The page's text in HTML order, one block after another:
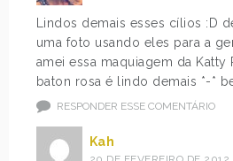
Lindos demais esses cílios :D
uma foto usando eles para a
amei essa maquiagem da Katty
baton rosa é lindo demais *-*
RESPONDER ESSE COMENTÁRIO
Kah